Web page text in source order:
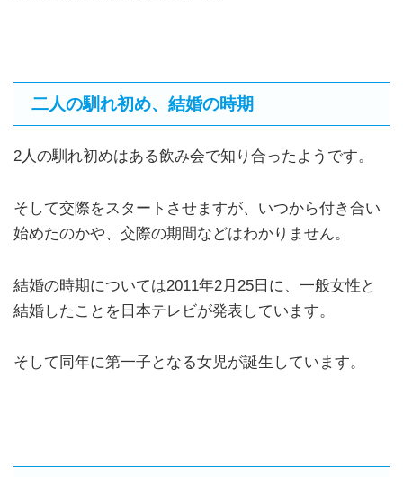
二人の馴れ初め、結婚の時期
2人の馴れ初めはある飲み会で知り合ったようです。
そして交際をスタートさせますが、いつから付き合い
始めたのかや、交際の期間などはわかりません。
結婚の時期については2011年2月25日に、一般女性と
結婚したことを日本テレビが発表しています。
そして同年に第一子となる女児が誕生しています。